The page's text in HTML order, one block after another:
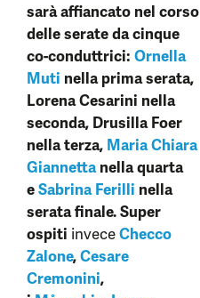
sarà affiancato nel corso
delle serate da cinque
co-conduttrici: Ornella
Muti nella prima serata,
Lorena Cesarini nella
seconda, Drusilla Foer
nella terza, Maria Chiara
Giannettanella quarta
eSabrina Ferilli nella
serata finale.Super
ospiti inveceChecco
Zalone,Cesare
Cremonini,